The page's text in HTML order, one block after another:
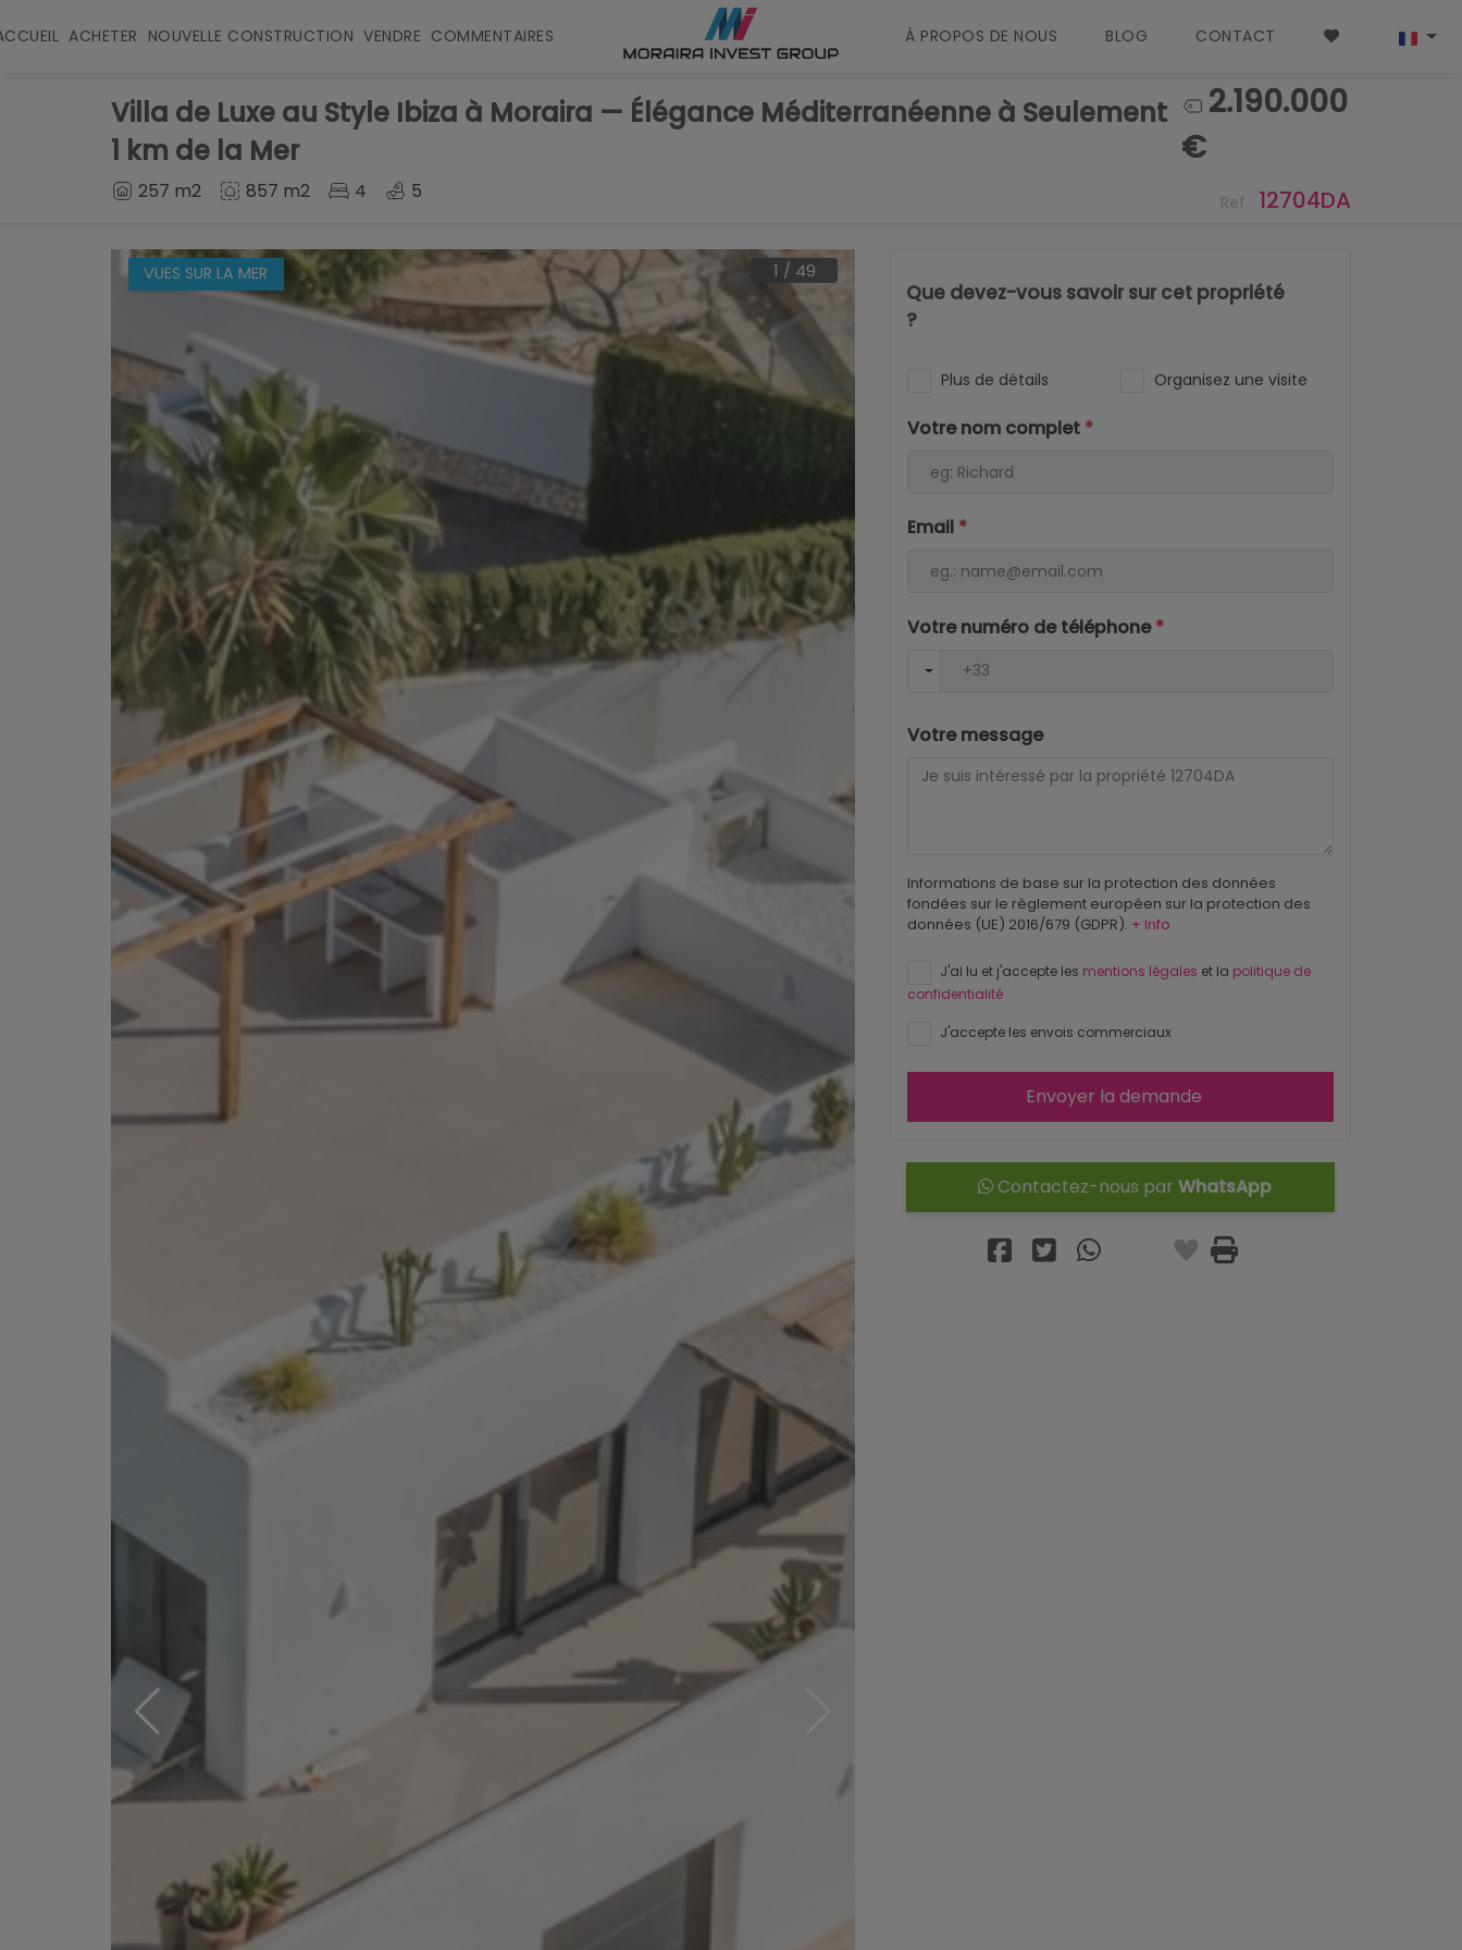
ACHETER NOUVELLE CONSTRUCTION VENDRE COMMENTAIRES À PROPOS DE NOUS BLOG CONTACT
Villa de Luxe au Style Ibiza à Moraira — Élégance Méditerranéenne à Seulement
1 km de la Mer
2.190.000
€
257 m2 857 m2 4 5 Ref. 12704DA
VUES SUR LA MER 1 / 49
Que devez-vous savoir sur cet propriété
?
Plus de détails Organisez une visite
Votre nom complet *
Email *
Votre numéro de téléphone*
Votre message
Informations de base sur la protection des données
fondées sur le règlement européen sur la protection des
données (UE) 2016/679 (GDPR). + Info
J'ai lu et j'accepte les mentions légales et la politique de
confidentialité
J'accepte les envois commerciaux
Envoyer la demande
Contactez-nous par WhatsApp